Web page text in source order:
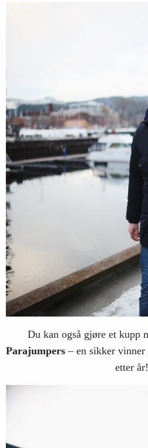
Du kan også gjøre et kupp
Parajumpers – en sikker vinner
etter år!